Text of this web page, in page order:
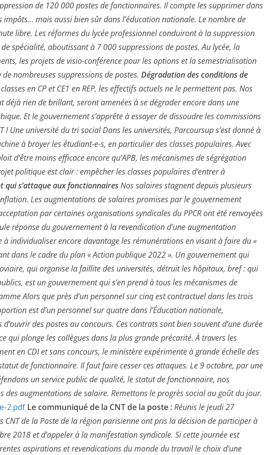
de 120 000 postes de fonctionnaires. Il compte les supprimer dans
impôts… mais aussi bien sûr dans l’éducation nationale. Le nombre de
libre. Les réformes du lycée professionnel conduiront à la suppression
spécialité, aboutissant à 7 000 suppressions de postes. Au lycée, la
les projets de visio-conférence pour les options et la semestrialisation
nombreuses suppressions de postes. Dégradation des conditions de
en CP et CE1 en REP, les effectifs actuels ne le permettent pas. Nos
déjà rien de brillant, seront amenées à se dégrader encore dans une
Et le gouvernement s’apprête à essayer de dissoudre les commissions
! Une université du tri social Dans les universités, Parcoursup s’est donné à
à broyer les étudiant-e-s, en particulier des classes populaires. Avec
d’être moins efficace encore qu’APB, les mécanismes de ségrégation
politique est clair : empêcher les classes populaires d’entrer à
qui s’attaque aux fonctionnairesNos salaires stagnent depuis plusieurs
Les augmentations de salaires promises par le gouvernement
par certaines organisations syndicales du PPCR ont été renvoyées
réponse du gouvernement à la revendication d’une augmentation
à individualiser encore davantage les rémunérations en visant à faire du «
dans le cadre du plan « Action publique 2022 ». Un gouvernement qui
qui organise la faillite des universités, détruit les hôpitaux, bref : qui
est un gouvernement qui s’en prend à tous les mécanismes de
Alors que près d’un personnel sur cinq est contractuel dans les trois
est d’un personnel sur quatre dans l’Éducation nationale,
des postes au concours. Ces contrats sont bien souvent d’une durée
qui plonge les collègues dans la plus grande précarité. À travers les
en CDI et sans concours, le ministère expérimente à grande échelle des
de fonctionnaire. Il faut faire cesser ces attaques. Le 9 octobre, par une
un service public de qualité, le statut de fonctionnaire, nos
des augmentations de salaire. Remettons le progrès social au goût du jour.
2.pdf Le communiqué de la CNT de la poste :Réunis le jeudi 27
CNT de la Poste de la région parisienne ont pris la décision de participer à
2018 et d’appeler à la manifestation syndicale. Si cette journée est
aspirations et revendications du monde du travail le choix d’une